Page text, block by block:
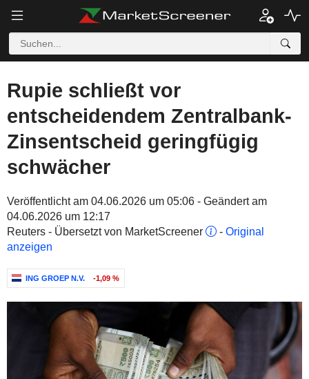
Rupie schließt vor
entscheidendem Zentralbank-
Zinsentscheid geringfügig
schwächer
Veröffentlicht am 04.06.2026 um 05:06 - Geändert am
04.06.2026 um 12:17
Reuters - Übersetzt von MarketScreener
- Original
anzeigen
ING GROEP N.V. -1,09 %